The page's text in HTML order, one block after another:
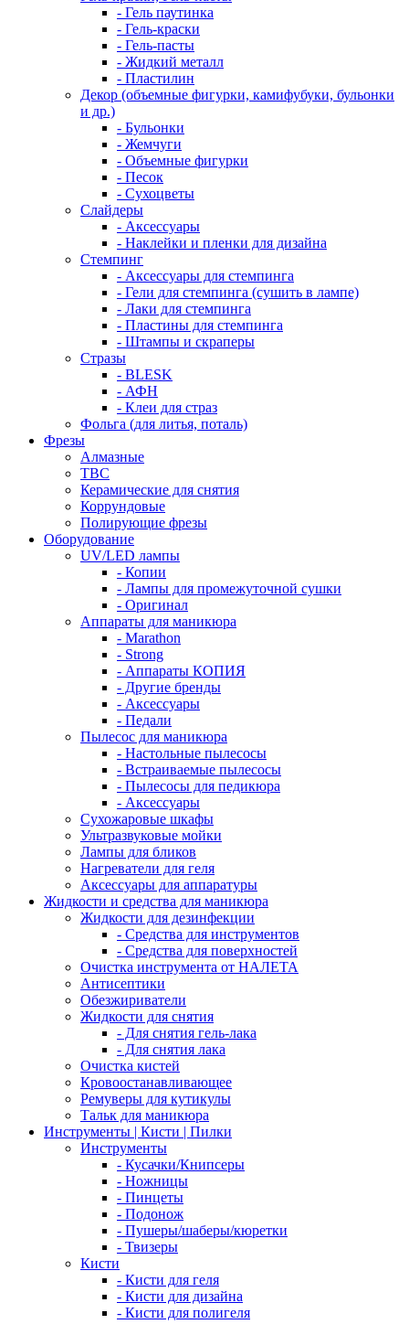
- Гель паутинка
- Гель-краски
- Гель-пасты
- Жидкий металл
- Пластилин
Декор (объемные фигурки, камифубуки, бульонки
и др.)
- Бульонки
- Жемчуги
- Объемные фигурки
- Песок
- Сухоцветы
Слайдеры
- Аксессуары
- Наклейки и пленки для дизайна
Стемпинг
- Аксессуары для стемпинга
- Гели для стемпинга (сушить в лампе)
- Лаки для стемпинга
- Пластины для стемпинга
- Штампы и скраперы
Стразы
- BLESK
- АФН
- Клеи для страз
Фольга (для литья, поталь)
Фрезы
Алмазные
ТВС
Керамические для снятия
Коррундовые
Полирующие фрезы
Оборудование
UV/LED лампы
- Копии
- Лампы для промежуточной сушки
- Оригинал
Аппараты для маникюра
- Marathon
- Strong
- Аппараты КОПИЯ
- Другие бренды
- Аксессуары
- Педали
Пылесос для маникюра
- Настольные пылесосы
- Встраиваемые пылесосы
- Пылесосы для педикюра
- Аксессуары
Сухожаровые шкафы
Ультразвуковые мойки
Лампы для бликов
Нагреватели для геля
Аксессуары для аппаратуры
Жидкости и средства для маникюра
Жидкости для дезинфекции
- Средства для инструментов
- Средства для поверхностей
Очистка инструмента от НАЛЕТА
Антисептики
Обезжириватели
Жидкости для снятия
- Для снятия гель-лака
- Для снятия лака
Очистка кистей
Кровоостанавливающее
Ремуверы для кутикулы
Тальк для маникюра
Инструменты | Кисти | Пилки
Инструменты
- Кусачки/Книпсеры
- Ножницы
- Пинцеты
- Подонож
- Пушеры/шаберы/кюретки
- Твизеры
Кисти
- Кисти для геля
- Кисти для дизайна
- Кисти для полигеля